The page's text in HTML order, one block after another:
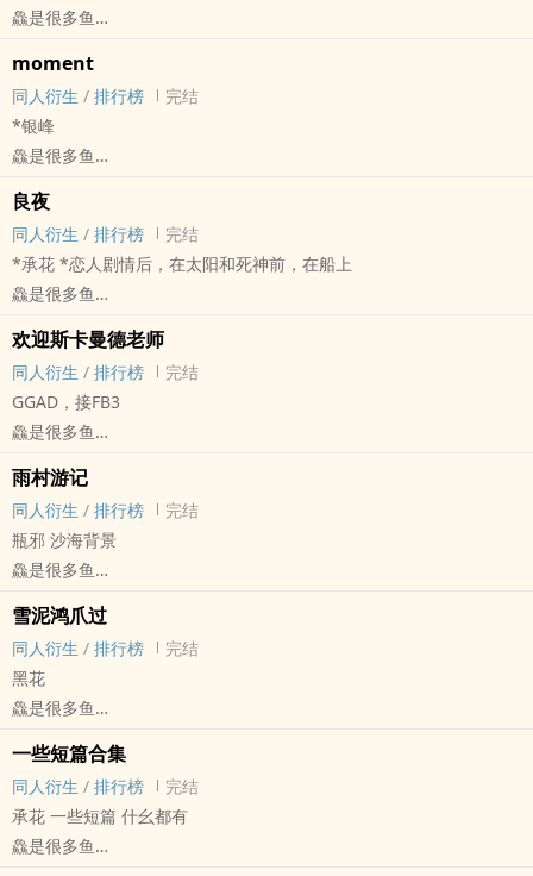
鱻是很多鱼
moment
同人衍生 / 排行榜
完结
*银峰
鱻是很多鱼
明日方舟[明日方舟] - 银峰（银灰/角峰） 同人衍生 - BL - 短篇
游戏同人 - 完结
*PWP
*BDSM涉及
良夜
同人衍生 / 排行榜
完结
*承花 *恋人剧情后，在太阳和死神前，在船上
鱻是很多鱼
JOJO[JOJO的奇妙冒险] - 承花[空条承太郎/花京院典明] 同人衍生 - 动
漫同人
BL - 短篇 - 完结
欢迎斯卡曼德老师
同人衍生 / 排行榜
完结
GGAD，接FB3
鱻是很多鱼
小说同人
BL - 短篇 - 完结
雨村游记
同人衍生 / 排行榜
完结
瓶邪 沙海背景
鱻是很多鱼
BL - 短篇 - 完结
雪泥鸿爪过
同人衍生 / 排行榜
完结
黑花
鱻是很多鱼
BL - 短篇 - 完结
一些短篇合集
同人衍生 / 排行榜
完结
承花 一些短篇 什幺都有
鱻是很多鱼